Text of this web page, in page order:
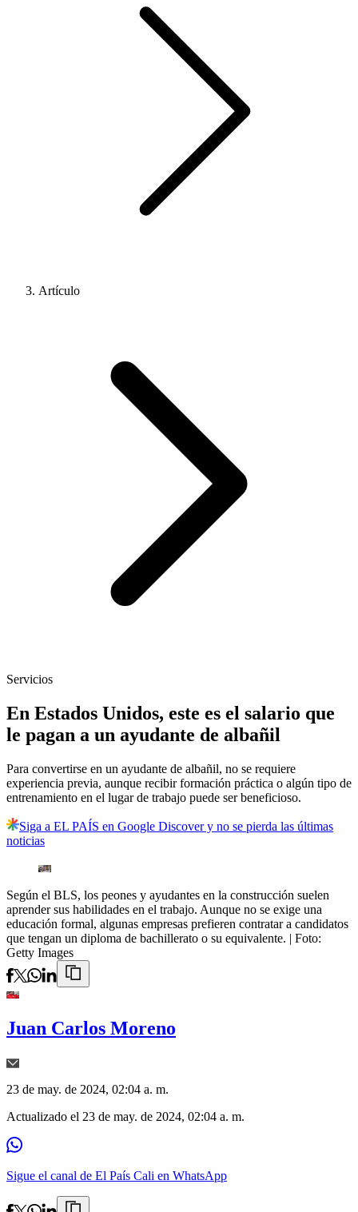
Artículo
Servicios
En Estados Unidos, este es el salario que
le pagan a un ayudante de albañil
Para convertirse en un ayudante de albañil, no se requiere
experiencia previa, aunque recibir formación práctica o algún tipo de
entrenamiento en el lugar de trabajo puede ser beneficioso.
Siga a EL PAÍS en Google Discover y no se pierda las últimas
noticias
Según el BLS, los peones y ayudantes en la construcción suelen
aprender sus habilidades en el trabajo. Aunque no se exige una
educación formal, algunas empresas prefieren contratar a candidatos
que tengan un diploma de bachillerato o su equivalente. | Foto:
Getty Images
Juan Carlos Moreno
23 de may. de 2024, 02:04 a. m.
Actualizado el 23 de may. de 2024, 02:04 a. m.
Sigue el canal de El País Cali en WhatsApp